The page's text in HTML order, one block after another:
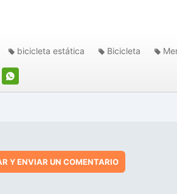
WHATSAPP
bicicleta estática Bicicleta
Y ENVIAR UN COMENTARIO